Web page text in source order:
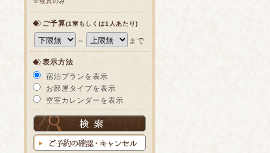
ご予算(1室もしくは1人あたり)
～ まで
表示方法
宿泊プランを表示
お部屋タイプを表示
空室カレンダーを表示